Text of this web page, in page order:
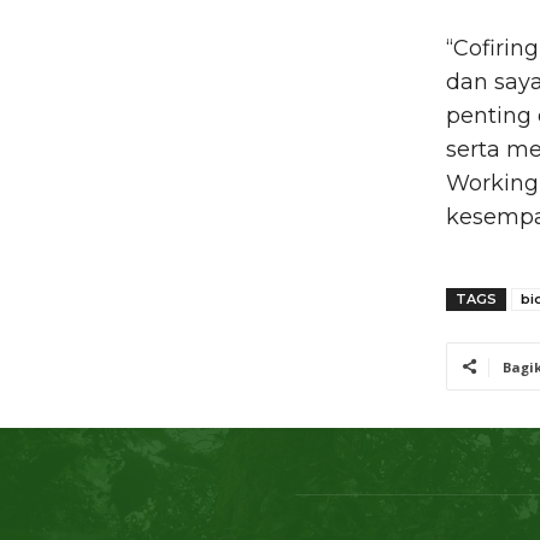
dan
penting
serta
TAGS